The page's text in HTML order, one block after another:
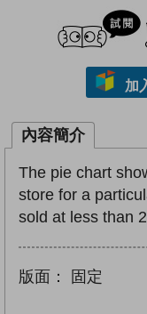
加
內容簡介
The pie chart
store for a
sold at less than
版面： 固定